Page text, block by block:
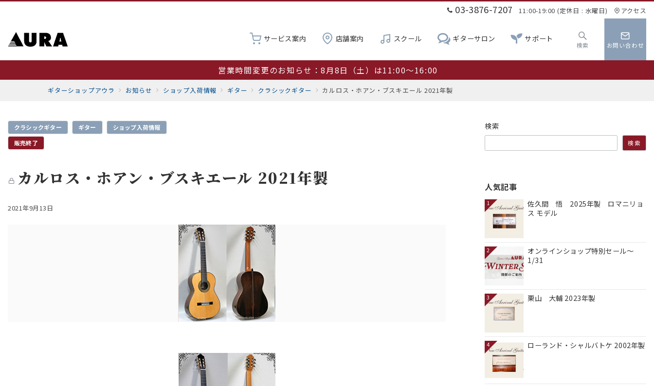
03-3876-7207 11:00-19:00 (定休日 : 水曜日) アクセス
サービス案内 店舗案内 スクール ギターサロン サポート
検索 お問い合わせ
営業時間変更のお知らせ：8月8日（土）は11:00～16:00
夏季休業 8月19日～23日
ギターショップアウラ お知らせ ショップ入荷情報 ギター クラシックギター カルロス・ホアン・ブスキエール 2021年製
クラシックギター ギター
ショップ入荷情報
販売終了
カルロス・ホアン・ブスキエール 2021年製
2021年9月13日
検索
検索
人気記事
1
佐久間 悟 2025年製 ロマニリョ
ス モデル
2
オンラインショップ特別セール～
1/31
3 栗山 大輔 2023年製
4 ローランド・シャルバトケ 2002年製